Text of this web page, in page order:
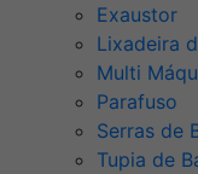
Exaustor
Lixadeira
Multi
Parafuso
Serras de
Tupia de